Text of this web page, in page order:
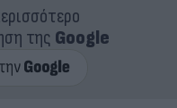
της Google